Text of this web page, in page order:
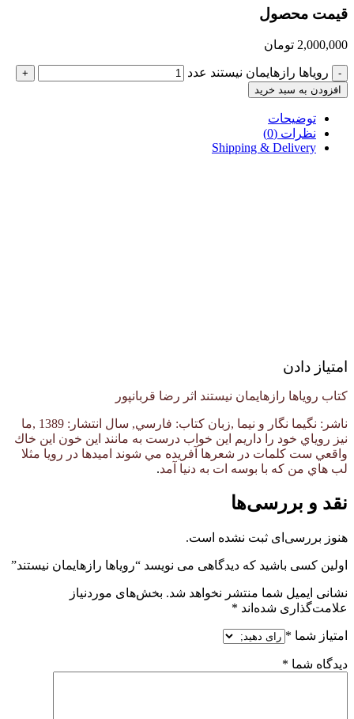
قیمت محصول
2,000,000 تومان
- رویاها رازهایمان نیستند عدد
+
افزودن به سبد خرید
توضیحات
نظرات (0)
Shipping & Delivery
امتیاز دادن
کتاب رویاها رازهایمان نیستند اثر رضا قربانپور
ناشر: نگيما نگار و نيما ,زبان كتاب: فارسي, سال انتشار: 1389 ,ما
نيز روياي خود را داريم اين خواب درست به مانند اين خون اين خاك
واقعي ست كلمات در شعرها آفريده مي شوند اميدها در رويا مثلا
لب هاي من كه با بوسه ات به دنيا آمد.
نقد و بررسی‌ها
هنوز بررسی‌ای ثبت نشده است.
اولین کسی باشید که دیدگاهی می نویسد “رویاها رازهایمان نیستند”
نشانی ایمیل شما منتشر نخواهد شد. بخش‌های موردنیاز
علامت‌گذاری شده‌اند *
امتیاز شما *
دیدگاه شما *